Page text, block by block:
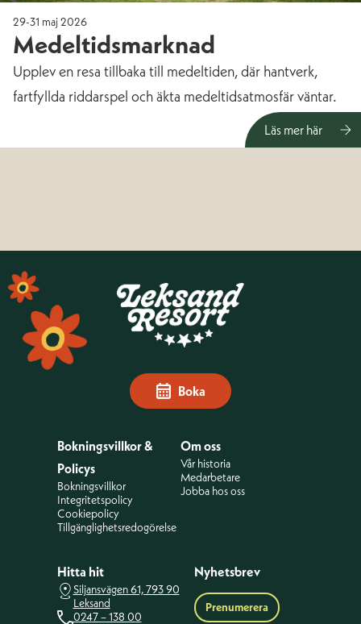
29-31 maj 2026
Medeltidsmarknad
Upplev en resa tillbaka till medeltiden, där hantverk,
fartfyllda riddarspel och äkta medeltidsatmosfär väntar.
Läs mer här
Sidfot
Boka
Bokningsvillkor &
Policys
Bokningsvillkor
Integritetspolicy
Cookiepolicy
Tillgänglighetsredogörelse
Om oss
Vår historia
Medarbetare
Jobba hos oss
Hitta hit
Siljansvägen 61, 793 90
Leksand
0247 – 138 00
Nyhetsbrev
Prenumerera